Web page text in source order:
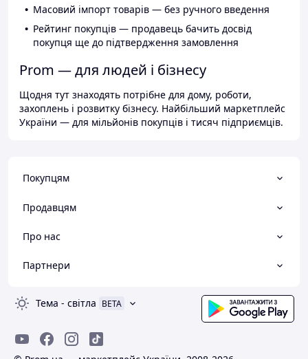
Масовий імпорт товарів — без ручного введення
Рейтинг покупців — продавець бачить досвід
покупця ще до підтвердження замовлення
Prom — для людей і бізнесу
Щодня тут знаходять потрібне для дому, роботи,
захоплень і розвитку бізнесу. Найбільший маркетплейс
України — для мільйонів покупців і тисяч підприємців.
Покупцям
Продавцям
Про нас
Партнери
Тема - світла BETA